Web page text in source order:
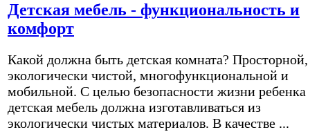
Детская мебель - функциональность и
комфорт
Какой должна быть детская комната? Просторной,
экологически чистой, многофункциональной и
мобильной. С целью безопасности жизни ребенка
детская мебель должна изготавливаться из
экологически чистых материалов. В качестве ...